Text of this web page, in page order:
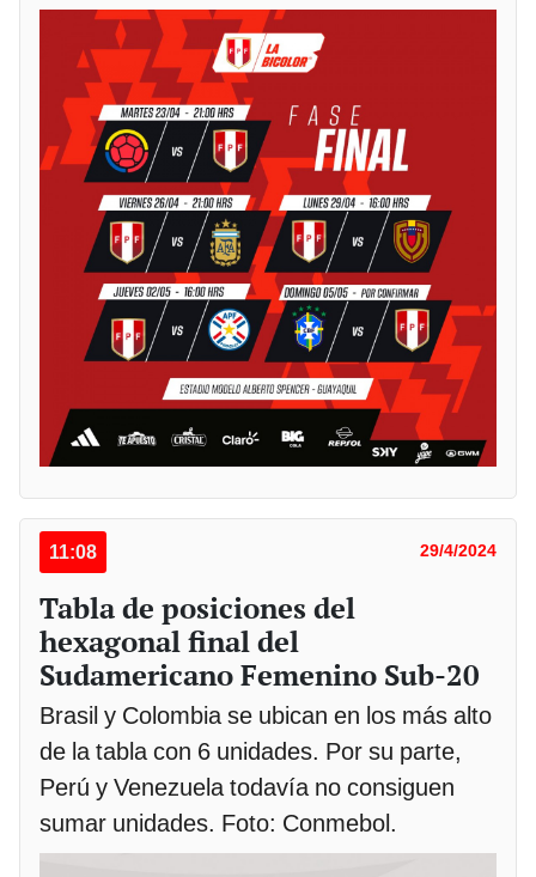
11:08 29/4/2024
Tabla de posiciones del
hexagonal final del
Sudamericano Femenino Sub-20
Brasil y Colombia se ubican en los más alto
de la tabla con 6 unidades. Por su parte,
Perú y Venezuela todavía no consiguen
sumar unidades. Foto: Conmebol.